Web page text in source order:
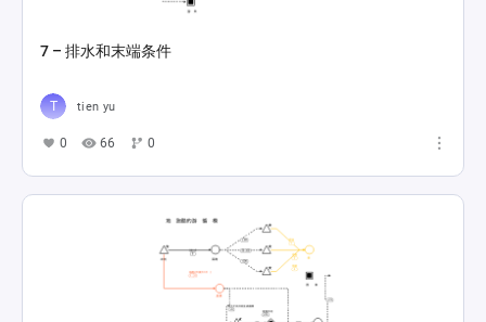
7 – 排水和末端条件
tien yu
0 66 0